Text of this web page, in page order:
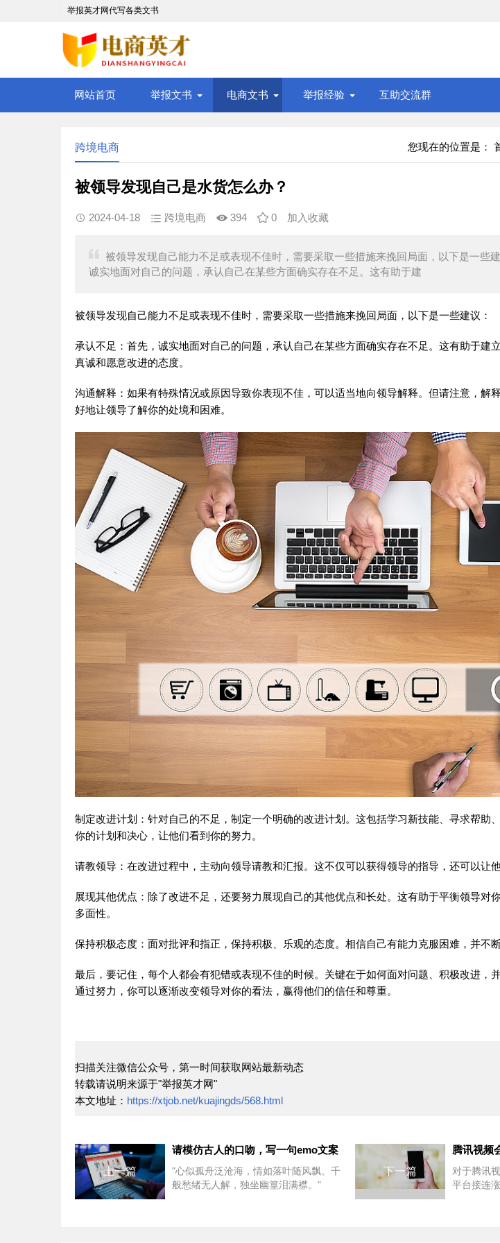
举报英才网代写各类文书
网站首页 举报文书 电商文书 举报经验 互助交流群
您现在的位置是：
跨境电商
被领导发现自己是水货怎么办？
2024-04-18 跨境电商 394 0 加入收藏
被领导发现自己能力不足或表现不佳时，需要采取一些措施来挽回局面，以下是一些
诚实地面对自己的问题，承认自己在某些方面确实存在不足。这有助于建
被领导发现自己能力不足或表现不佳时，需要采取一些措施来挽回局面，以下是一些建议：
承认不足：首先，诚实地面对自己的问题，承认自己在某些方面确实存在不足。这有助于建
真诚和愿意改进的态度。
沟通解释：如果有特殊情况或原因导致你表现不佳，可以适当地向领导解释。但请注意，解
好地让领导了解你的处境和困难。
制定改进计划：针对自己的不足，制定一个明确的改进计划。这包括学习新技能、寻求帮助
你的计划和决心，让他们看到你的努力。
请教领导：在改进过程中，主动向领导请教和汇报。这不仅可以获得领导的指导，还可以让
展现其他优点：除了改进不足，还要努力展现自己的其他优点和长处。这有助于平衡领导对
多面性。
保持积极态度：面对批评和指正，保持积极、乐观的态度。相信自己有能力克服困难，并不断
最后，要记住，每个人都会有犯错或表现不佳的时候。关键在于如何面对问题、积极改进，
通过努力，你可以逐渐改变领导对你的看法，赢得他们的信任和尊重。
扫描关注微信公众号，第一时间获取网站最新动态
转载请说明来源于"举报英才网"
本文地址： https://xtjob.net/kuajingds/568.html
上一篇
请模仿古人的口吻，写一句emo文案
"心似孤舟泛沧海，情如落叶随风飘。千
般愁绪无人解，独坐幽篁泪满襟。"
下一篇
对于腾讯
平台接连